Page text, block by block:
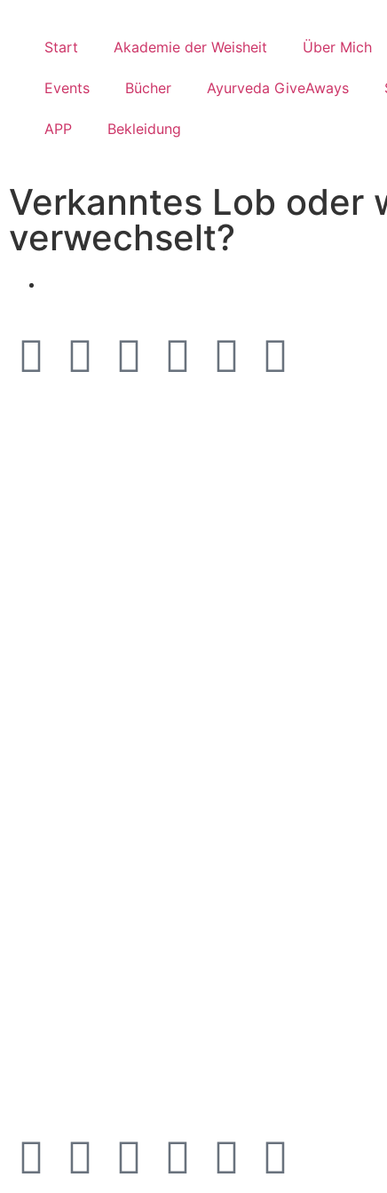
Start Akademie der Weisheit Über Mich
Events Bücher Ayurveda GiveAways
APP Bekleidung
Verkanntes Lob oder
verwechselt?